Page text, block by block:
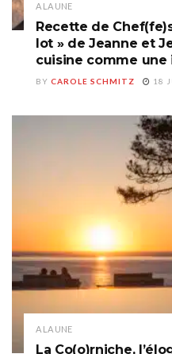
A LA UNE
Recette de
lot » de Jeanne et
cuisine comme une
BY CAROLE SCHMITZ 18
A LA UNE
La Co(o)rniche,